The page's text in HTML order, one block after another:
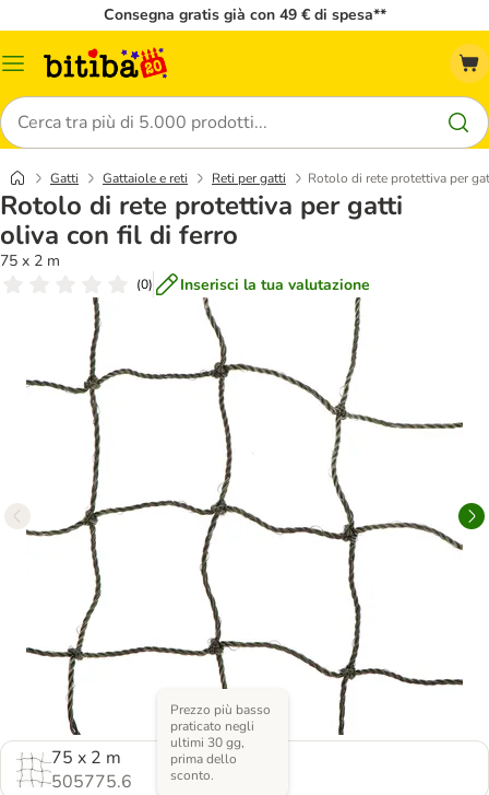
Consegna gratis già con 49 € di spesa**
Overview
Cerca
Gatti Gattaiole e reti Reti per gatti Rotolo di rete protettiva per
Rotolo di rete protettiva per gatti
oliva con fil di ferro
75 x 2 m
(0) Inserisci la tua valutazione
75 x 2 m
505775.6
Prezzo più basso
praticato negli
ultimi 30 gg,
prima dello
sconto.